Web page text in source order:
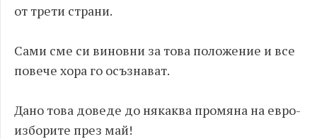
от трети страни.
Сами сме си виновни за това положение и все
повече хора го осъзнават.
Дано това доведе до някаква промяна на евро-
изборите през май!